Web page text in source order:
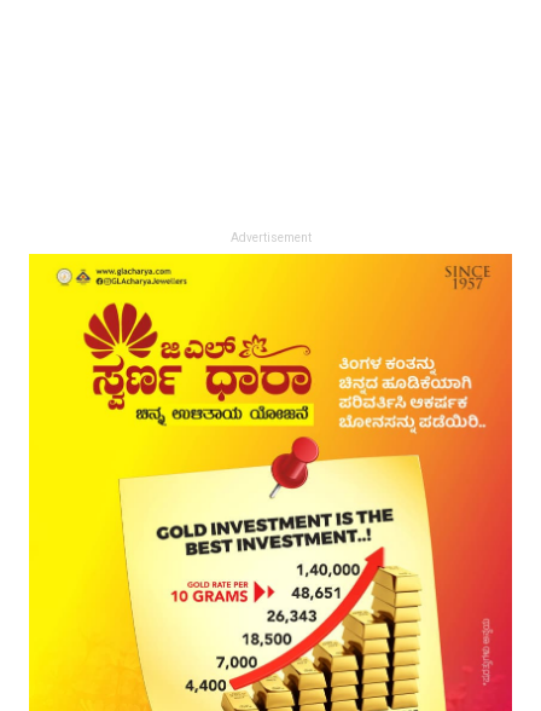
Advertisement